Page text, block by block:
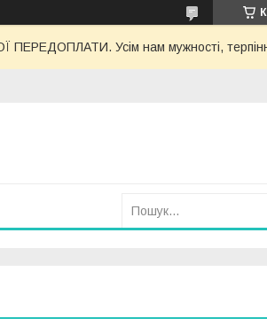
ПЕРЕДОПЛАТИ. Усім нам мужності,